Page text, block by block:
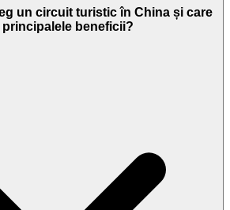
un circuit turistic în China și care
beneficii?